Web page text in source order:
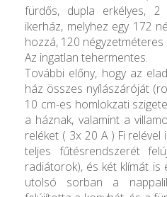
fürdős, dupla erkélyes, 2
ikerház, melyhez egy 172
hozzá, 120
Az ingatlan tehermentes.
További előny, hogy az
ház összes nyílászáróját
10 cm-es homlokzati
a háznak, valamint a
reléket ( 3x 20 A ) Fi
teljes fűtésrendszerét
radiátorok), és két klímát is
utolsó sorban a